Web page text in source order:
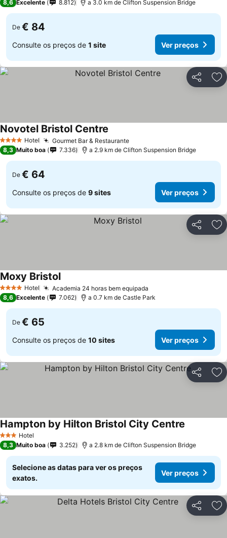
8,6 Excelente 8.812 a 3.0 km de Clifton Suspension Bridge
De € 84
Consulte os preços de 1 site Ver preços
Partilhar
4 EstrelasHotel Gourmet Bar & RestauranteVer preços
Novotel Bristol Centre
8,3 Muito boa 7.336 a 2.9 km de Clifton Suspension Bridge
De € 64
Consulte os preços de 9 sites Ver preços
Partilhar
4 EstrelasHotel Academia 24 horas bem equipada
Moxy BristolVer preços
8,6 Excelente 7.062 a 0.7 km de Castle Park
De € 65
Consulte os preços de 10 sites Ver preços
Partilhar
3 EstrelasHotel
Hampton by Hilton Bristol City Centre
8,3 Muito boa 3.252 a 2.8 km de Clifton Suspension Bridge
Selecione as datas para ver os preços
exatos.
Ver preços
Partilhar